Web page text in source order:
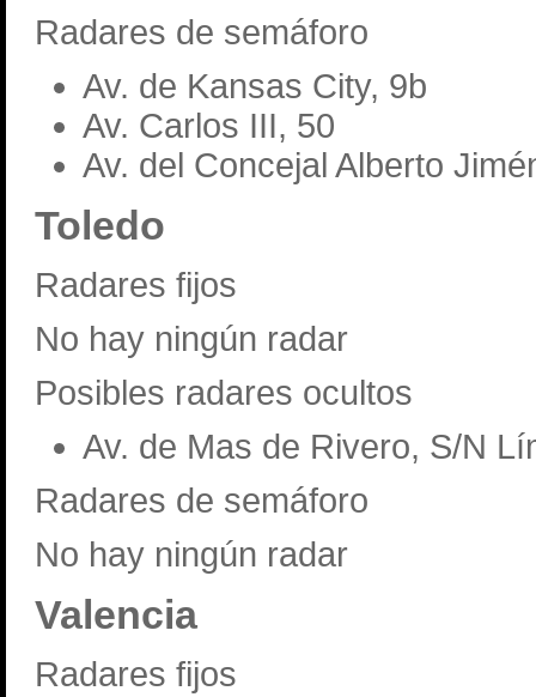
Radares de semáforo
Av. de Kansas City, 9b
Av. Carlos III, 50
Av. del Concejal Alberto
Toledo
Radares fijos
No hay ningún radar
Posibles radares ocultos
Av. de Mas de Rivero, S/N
Radares de semáforo
No hay ningún radar
Valencia
Radares fijos